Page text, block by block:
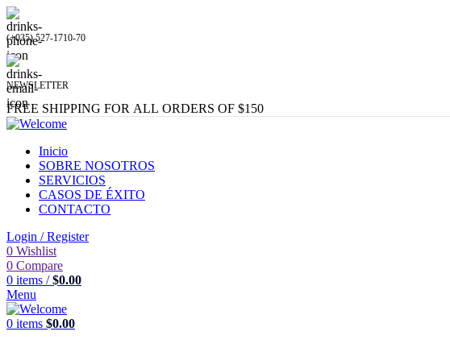
(+035) 527-1710-70
NEWSLETTER
FREE SHIPPING FOR ALL ORDERS OF $150
Inicio
SOBRE NOSOTROS
SERVICIOS
CASOS DE ÉXITO
CONTACTO
Login / Register
0 Wishlist
0 Compare
0 items / $0.00
Menu
0 items $0.00